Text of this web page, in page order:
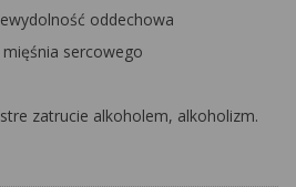
oddechowa
sercowego
zatrucie alkoholem, alkoholizm.